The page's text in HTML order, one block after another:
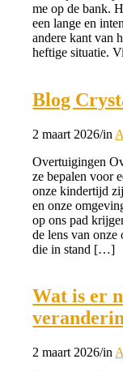
me op de bank.
een lange en
andere kant van
heftige situatie.
Blog
2 maart 2026/in
Overtuigingen
ze bepalen voor
onze kindertijd
en onze
op ons pad
de lens van
die in stand […]
Wat is er
2 maart 2026/in